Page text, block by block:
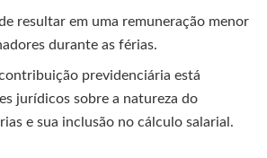
resultar em uma remuneração menor
durante as férias.
previdenciária está
jurídicos sobre a natureza do
e sua inclusão no cálculo salarial.